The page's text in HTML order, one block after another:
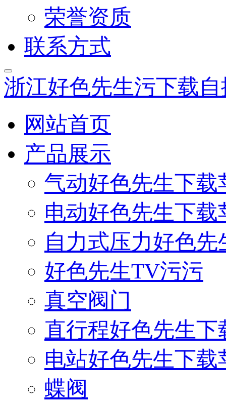
荣誉资质
联系方式
浙江好色先生污下载
网站首页
产品展示
气动好色先生下
电动好色先生下
自力式压力好色
好色先生TV污污
真空阀门
直行程好色先生
电站好色先生下
蝶阀